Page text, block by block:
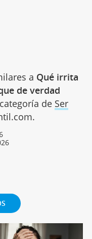
a Qué irrita
de verdad
de Ser